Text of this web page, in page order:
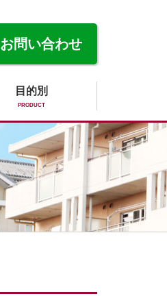
お問い合わせ
目的別
PRODUCT